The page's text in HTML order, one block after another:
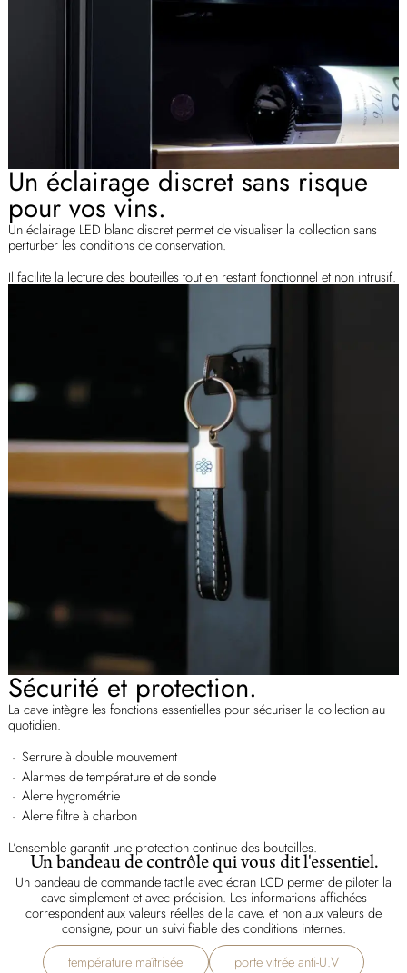
Un éclairage discret sans risque
pour vos vins.
Un éclairage LED blanc discret permet de visualiser la collection sans
perturber les conditions de conservation.
Il facilite la lecture des bouteilles tout en restant fonctionnel et non intrusif.
Sécurité et protection.
La cave intègre les fonctions essentielles pour sécuriser la collection au
quotidien.
Serrure à double mouvement
Alarmes de température et de sonde
Alerte hygrométrie
Alerte filtre à charbon
L’ensemble garantit une protection continue des bouteilles.
Un bandeau de contrôle qui vous dit l'essentiel.
Un bandeau de commande tactile avec écran LCD permet de piloter la
cave simplement et avec précision. Les informations affichées
correspondent aux valeurs réelles de la cave, et non aux valeurs de
consigne, pour un suivi fiable des conditions internes.
température maîtrisée
porte vitrée anti-U.V